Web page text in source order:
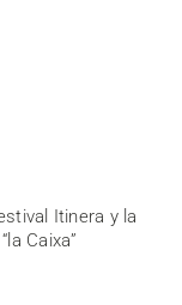
Itinera y la
Caixa”